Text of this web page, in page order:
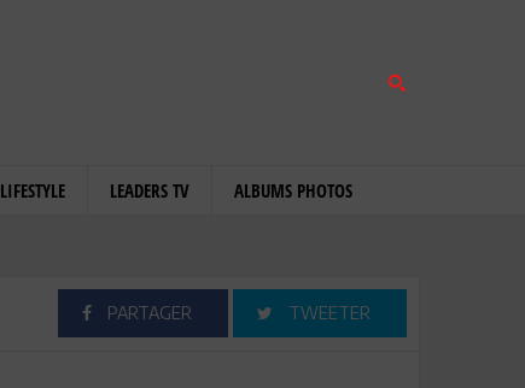
LIFESTYLE LEADERS TV ALBUMS PHOTOS
PARTAGER TWEETER